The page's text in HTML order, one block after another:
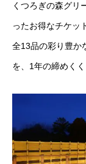
くつろぎの森グリ
ったお得なチケッ
全13品の彩り豊か
を、1年の締めく